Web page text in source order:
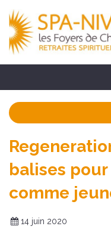
balises
comme
14 juin 2020